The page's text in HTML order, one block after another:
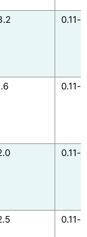
0.11-
0.11-
0.11-
0.11-